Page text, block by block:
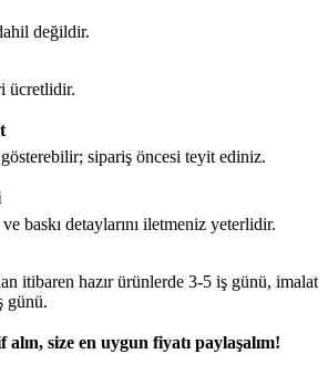
değildir.
ücretlidir.
sipariş öncesi teyit ediniz.
baskı detaylarını iletmeniz yeterlidir.
itibaren hazır ürünlerde 3-5 iş günü, imalat
günü.
size en uygun fiyatı paylaşalım!